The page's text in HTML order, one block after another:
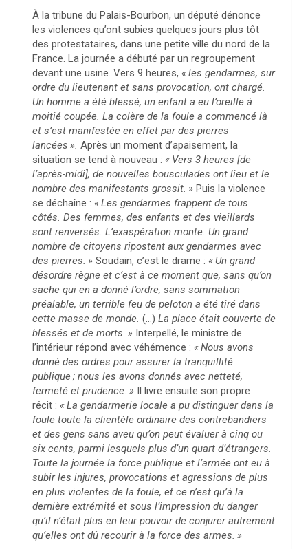
À la tribune du Palais-Bourbon, un député dénonce
les violences qu’ont subies quelques jours plus tôt
des protestataires, dans une petite ville du nord de la
France. La journée a débuté par un regroupement
devant une usine. Vers 9 heures, «les gendarmes, sur
ordre du lieutenant et sans provocation, ont chargé.
Un homme a été blessé, un enfant a eu l’oreille à
moitié coupée. La colère de la foule a commencé là
et s’est manifestée en effet par des pierres
lancées ». Après un moment d’apaisement, la
situation se tend à nouveau : « Vers 3 heures [de
l’après-midi], de nouvelles bousculades ont lieu et le
nombre des manifestants grossit. » Puis la violence
se déchaîne : «Les gendarmes frappent de tous
côtés. Des femmes, des enfants et des vieillards
sont renversés. L’exaspération monte. Un grand
nombre de citoyens ripostent aux gendarmes avec
des pierres. » Soudain, c’est le drame : «Un grand
désordre règne et c’est à ce moment que, sans qu’on
sache qui en a donné l’ordre, sans sommation
préalable, un terrible feu de peloton a été tiré dans
cette masse de monde. (…) La place était couverte de
blessés et de morts. » Interpellé, le ministre de
l’intérieur répond avec véhémence : «Nous avons
donné des ordres pour assurer la tranquillité
publique ; nous les avons donnés avec netteté,
fermeté et prudence. » Il livre ensuite son propre
récit : «La gendarmerie locale a pu distinguer dans la
foule toute la clientèle ordinaire des contrebandiers
et des gens sans aveu qu’on peut évaluer à cinq ou
six cents, parmi lesquels plus d’un quart d’étrangers.
Toute la journée la force publique et l’armée ont eu à
subir les injures, provocations et agressions de plus
en plus violentes de la foule, et ce n’est qu’à la
dernière extrémité et sous l’impression du danger
qu’il n’était plus en leur pouvoir de conjurer autrement
qu’elles ont dû recourir à la force des armes. »